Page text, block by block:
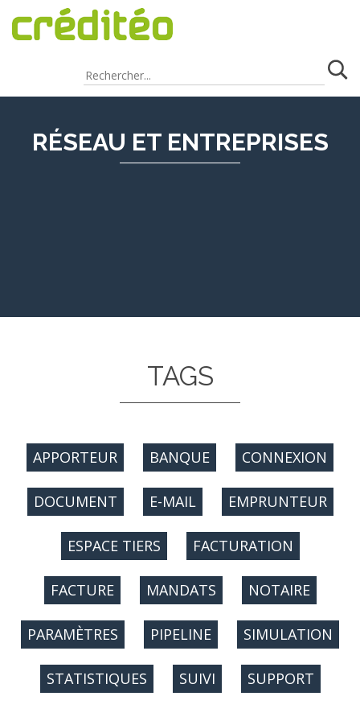
RÉSEAU ET ENTREPRISES
TAGS
APPORTEUR BANQUE CONNEXION
DOCUMENT E-MAIL EMPRUNTEUR
ESPACE TIERS FACTURATION
FACTURE MANDATS NOTAIRE
PARAMÈTRES PIPELINE SIMULATION
STATISTIQUES SUIVI SUPPORT